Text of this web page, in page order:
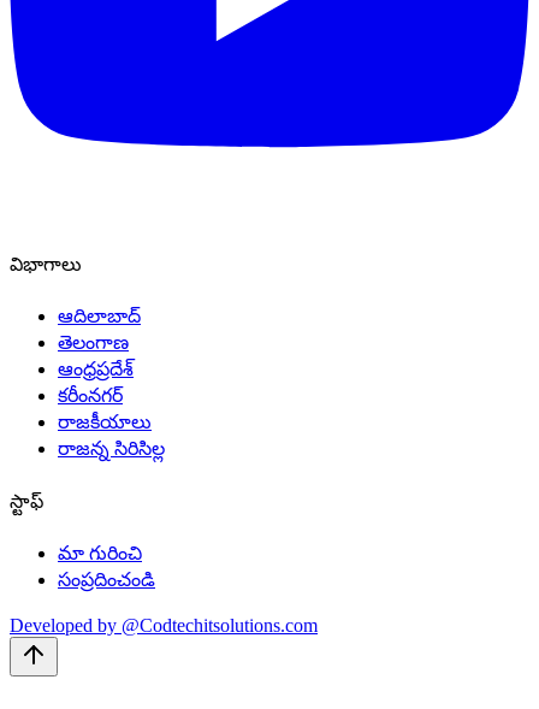
విభాగాలు
ఆదిలాబాద్
తెలంగాణ
ఆంధ్రప్రదేశ్
కరీంనగర్
రాజకీయాలు
రాజన్న సిరిసిల్ల
స్టాఫ్
మా గురించి
సంప్రదించండి
Developed by @Codtechitsolutions.com